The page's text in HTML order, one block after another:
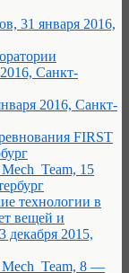
31 января 2016,
Санкт-
2016, Санкт-
FIRST
15
технологии в
вещей и
декабря 2015,
Mech_Team, 8 —